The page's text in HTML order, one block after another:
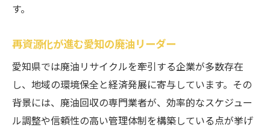
す。
再資源化が進む愛知の廃油リーダー
愛知県では廃油リサイクルを牽引する企業が多数存在
し、地域の環境保全と経済発展に寄与しています。その
背景には、廃油回収の専門業者が、効率的なスケジュー
ル調整や信頼性の高い管理体制を構築している点が挙げ